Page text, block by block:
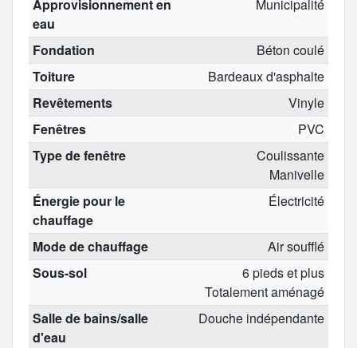
Approvisionnement en
eau
Municipalité
Fondation
Béton coulé
Toiture
Bardeaux d'asphalte
Revêtements
Vinyle
Fenêtres
PVC
Type de fenêtre
Coulissante
Manivelle
Énergie pour le
chauffage
Électricité
Mode de chauffage
Air soufflé
Sous-sol
6 pieds et plus
Totalement aménagé
Salle de bains/salle
d'eau
Douche indépendante